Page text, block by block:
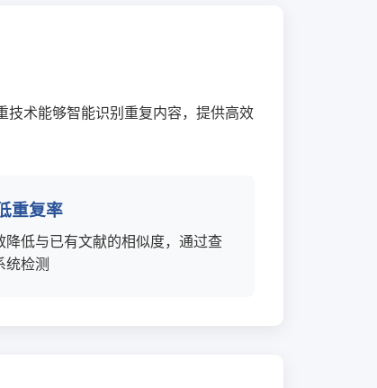
技术能够智能识别重复内容，提供高效
重复率
降低与已有文献的相似度，通过查
统检测